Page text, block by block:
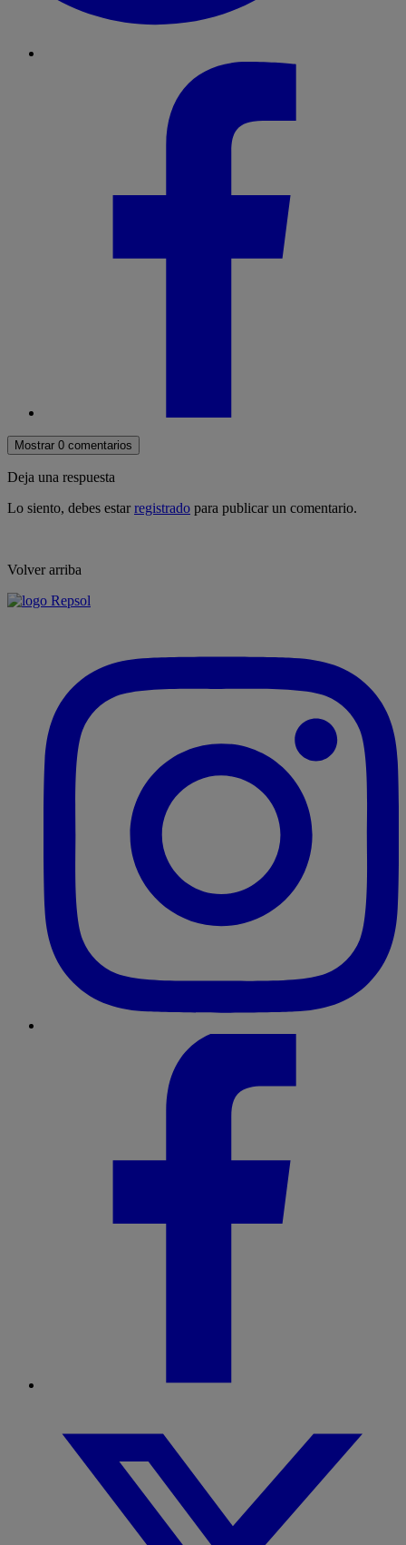
Mostrar 0 comentarios
Deja una respuesta
Lo siento, debes estarregistrado para publicar un comentario.
Volver arriba